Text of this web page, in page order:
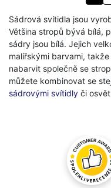
Sádrová svítidla jsou
Většina stropů bývá bílá,
sádry jsou bílá. Jejich
malířskými barvami,
nabarvit společně se
můžete kombinovat se
sádrovými svítidly či